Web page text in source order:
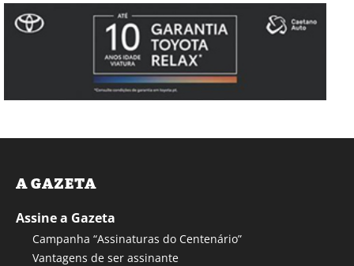
A GAZETA
Assine a Gazeta
Campanha “Assinaturas do Centenário”
Vantagens de ser assinante